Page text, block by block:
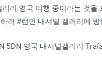
리 영국 여행 중이라는 것을
러 #런던 내셔널 갤러리에
5DN 영국 내셔널갤러리